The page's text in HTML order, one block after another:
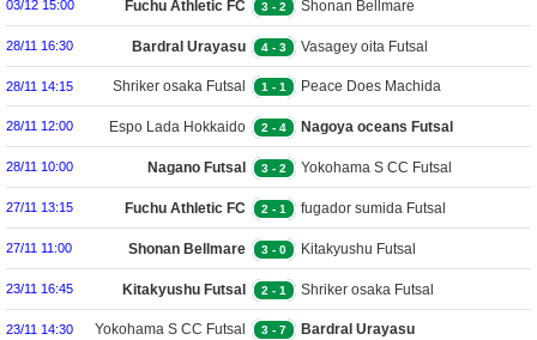
Futsal
03/12 15:00 Fuchu Athletic FC
Futsal
3 - 2 Shonan Bellmare
Futsal
28/11 16:30 Bardral Urayasu
Futsal
4 - 3 Vasagey oita Futsal
28/11 14:15 Shriker osaka Futsal 1 - 1 Peace Does Machida
Futsal
28/11 12:00 Espo Lada Hokkaido
Futsal
2 - 4 Nagoya oceans Futsal
28/11 10:00 Nagano Futsal 3 - 2 Yokohama S CC Futsal
27/11 13:15 Fuchu Athletic FC
Futsal
2 - 1 fugador sumida Futsal
27/11 11:00 Shonan Bellmare
Futsal
3 - 0 Kitakyushu Futsal
23/11 16:45 Kitakyushu Futsal 2 - 1 Shriker osaka Futsal
23/11 14:30 Yokohama S CC Futsal 3 - 7 Bardral Urayasu